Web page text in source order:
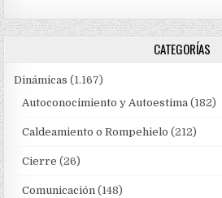
CATEGORÍAS
Dinámicas (1.167)
Autoconocimiento y Autoestima (182)
Caldeamiento o Rompehielo (212)
Cierre (26)
Comunicación (148)